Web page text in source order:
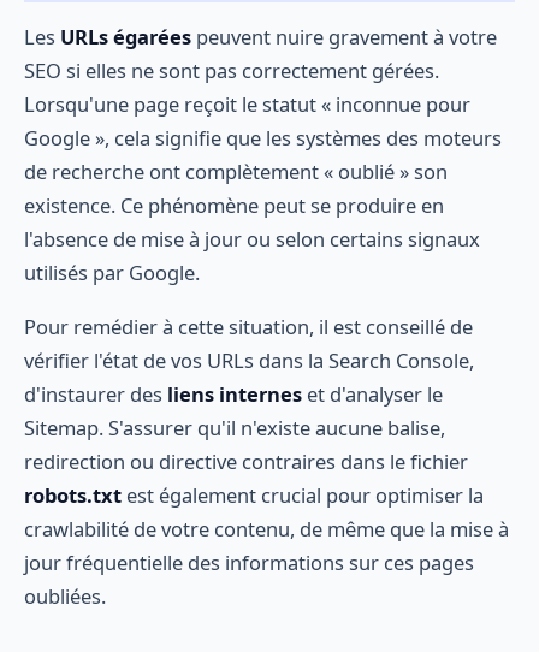
Les URLs égarées peuvent nuire gravement à votre
SEO si elles ne sont pas correctement gérées.
Lorsqu'une page reçoit le statut « inconnue pour
Google », cela signifie que les systèmes des moteurs
de recherche ont complètement « oublié » son
existence. Ce phénomène peut se produire en
l'absence de mise à jour ou selon certains signaux
utilisés par Google.
Pour remédier à cette situation, il est conseillé de
vérifier l'état de vos URLs dans la Search Console,
d'instaurer des liens internes et d'analyser le
Sitemap. S'assurer qu'il n'existe aucune balise,
redirection ou directive contraires dans le fichier
robots.txt est également crucial pour optimiser la
crawlabilité de votre contenu, de même que la mise à
jour fréquentielle des informations sur ces pages
oubliées.